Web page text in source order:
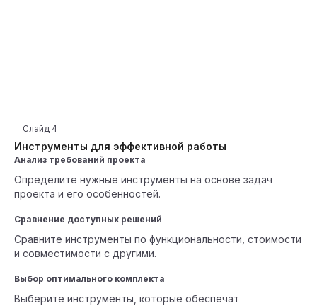
Инструменты для эффективной работы
Слайд 4
Анализ требований проекта
Определите нужные инструменты на основе задач
проекта и его особенностей.
Сравнение доступных решений
Сравните инструменты по функциональности, стоимости
и совместимости с другими.
Выбор оптимального комплекта
Выберите инструменты, которые обеспечат